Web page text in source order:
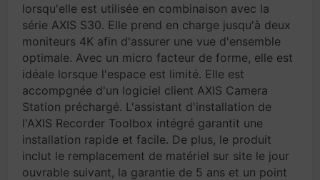
lorsqu'elle est utilisée en combinaison avec la
série AXIS S30. Elle prend en charge jusqu'à deux
moniteurs 4K afin d'assurer une vue d'ensemble
optimale. Avec un micro facteur de forme, elle est
idéale lorsque l'espace est limité. Elle est
accompgnée d'un logiciel client AXIS Camera
Station préchargé. L'assistant d'installation de
l'AXIS Recorder Toolbox intégré garantit une
installation rapide et facile. De plus, le produit
inclut le remplacement de matériel sur site le jour
ouvrable suivant, la garantie de 5 ans et un point